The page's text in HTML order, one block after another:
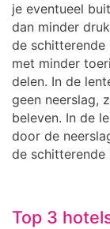
je eventueel
dan minder
de schitterende
met minder
delen. In de
geen neerslag,
beleven. In de
door de
de schitterende
Top 3